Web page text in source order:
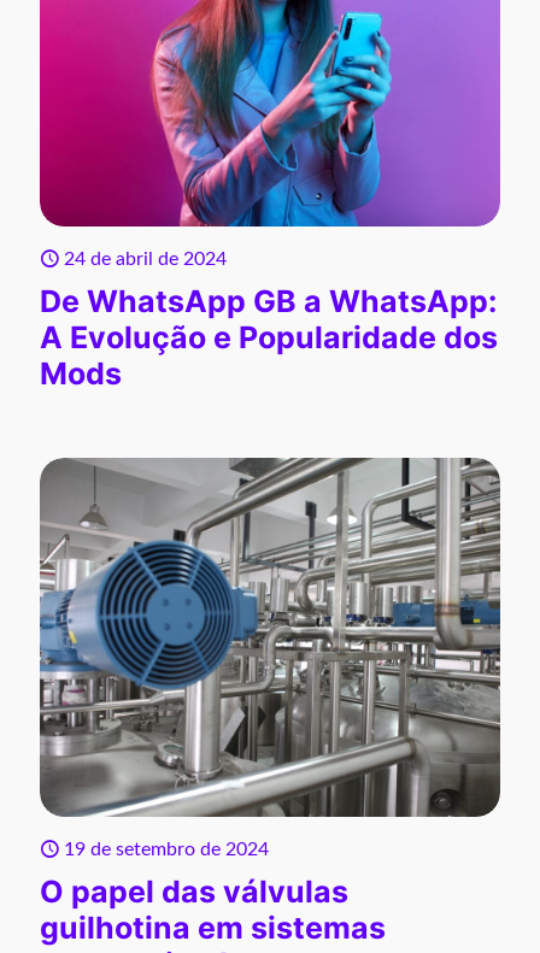
24 de abril de 2024
De WhatsApp GB a WhatsApp:
A Evolução e Popularidade dos
Mods
19 de setembro de 2024
O papel das válvulas
guilhotina em sistemas